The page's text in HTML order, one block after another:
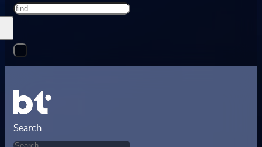
Search